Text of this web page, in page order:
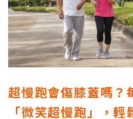
超慢跑會傷膝蓋嗎？
「微笑超慢跑」，